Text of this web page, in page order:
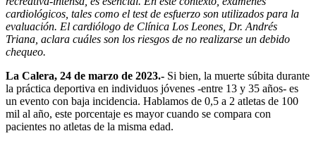
cardiológicos, tales como el test de esfuerzo son utilizados para la
evaluación. El cardiólogo de Clínica Los Leones, Dr. Andrés
Triana, aclara cuáles son los riesgos de no realizarse un debido
chequeo.
La Calera, 24 de marzo de 2023.- Si bien, la muerte súbita durante
la práctica deportiva en individuos jóvenes -entre 13 y 35 años- es
un evento con baja incidencia. Hablamos de 0,5 a 2 atletas de 100
mil al año, este porcentaje es mayor cuando se compara con
pacientes no atletas de la misma edad.